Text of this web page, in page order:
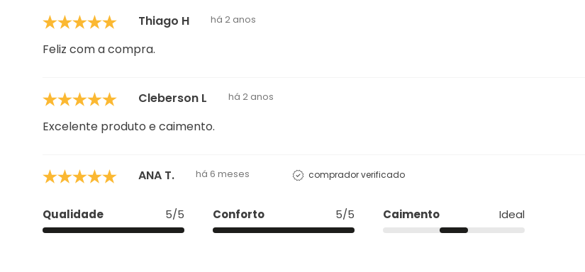
Thiago H há 2 anos
Feliz com a compra.
Cleberson L há 2 anos
Excelente produto e caimento.
ANA T. há 6 meses comprador verificado
Qualidade 5/5 Conforto 5/5 Caimento Ideal